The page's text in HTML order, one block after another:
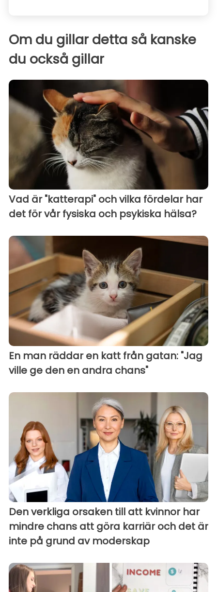
Om du gillar detta så kanske
du också gillar
Vad är "katterapi" och vilka fördelar har
det för vår fysiska och psykiska hälsa?
En man räddar en katt från gatan: "Jag
ville ge den en andra chans"
Den verkliga orsaken till att kvinnor har
mindre chans att göra karriär och det är
inte på grund av moderskap